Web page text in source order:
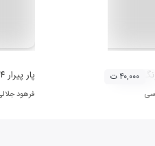
۴۰,۰۰۰ ت پار پیرار ۴ (اسری)
فرهود